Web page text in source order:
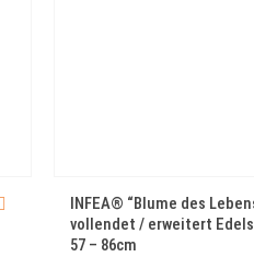
INFEA® “Blume des
vollendet / erweitert
57 – 86cm